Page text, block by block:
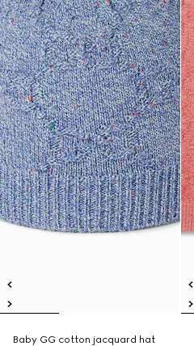
Baby GG cotton jacquard hat